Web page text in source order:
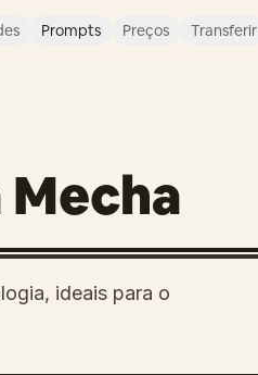
Prompts Preços Transferir
ideais para o